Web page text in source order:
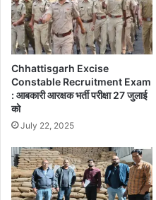
Chhattisgarh Excise
Constable Recruitment Exam
: आबकारी आरक्षक भर्ती परीक्षा 27 जुलाई
को
July 22, 2025